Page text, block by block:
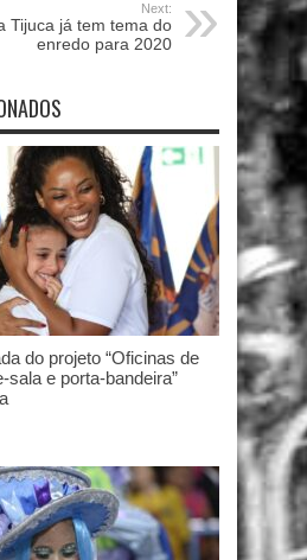
Next:
Tijuca já tem tema do
enredo para 2020
do projeto “Oficinas de
sala e porta-bandeira”